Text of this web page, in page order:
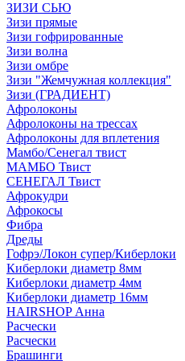
ЗИЗИ СЬЮ
Зизи прямые
Зизи гофрированные
Зизи волна
Зизи омбре
Зизи "Жемчужная коллекция"
Зизи (ГРАДИЕНТ)
Афролоконы
Афролоконы на трессах
Афролоконы для вплетения
Мамбо/Сенегал твист
МАМБО Твист
СЕНЕГАЛ Твист
Афрокудри
Афрокосы
Фибра
Дреды
Гофрэ/Локон супер/Киберлоки
Киберлоки диаметр 8мм
Киберлоки диаметр 4мм
Киберлоки диаметр 16мм
HAIRSHOP Анна
Расчески
Расчески
Брашинги